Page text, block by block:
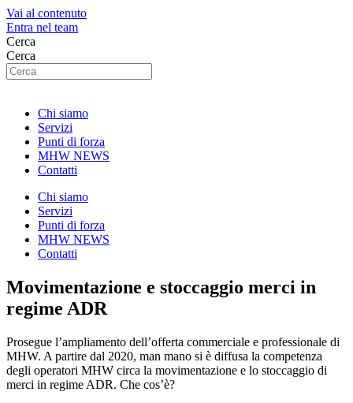
Vai al contenuto
Entra nel team
Cerca
Cerca
Chi siamo
Servizi
Punti di forza
MHW NEWS
Contatti
Chi siamo
Servizi
Punti di forza
MHW NEWS
Contatti
Movimentazione e stoccaggio merci in
regime ADR
Prosegue l’ampliamento dell’offerta commerciale e professionale di
MHW. A partire dal 2020, man mano si è diffusa la competenza
degli operatori MHW circa la movimentazione e lo stoccaggio di
merci in regime ADR. Che cos’è?